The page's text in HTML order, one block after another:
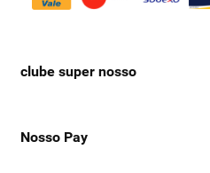
clube super nosso
Nosso Pay